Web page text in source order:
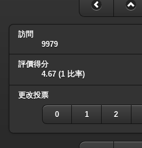
訪問
9979
評價得分
4.67 (1 比率)
更改投票
0 1 2